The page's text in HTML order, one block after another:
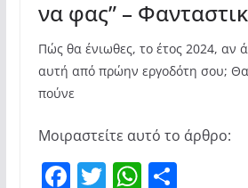
να φας” –
Πώς θα ένιωθες, το έτος 2024, αν
αυτή από πρώην εργοδότη σου;
πούνε
Μοιραστείτε αυτό το άρθρο:
F T W Μ